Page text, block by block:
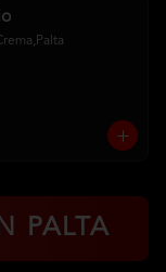
PALTA